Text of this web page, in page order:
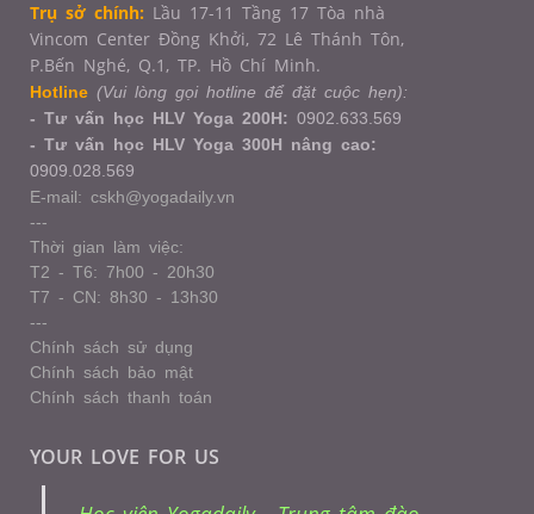
Trụ sở chính: Lầu 17-11 Tầng 17 Tòa nhà
Vincom Center Đồng Khởi, 72 Lê Thánh Tôn,
P.Bến Nghé, Q.1, TP. Hồ Chí Minh.
Hotline (Vui lòng gọi hotline để đặt cuộc hẹn):
- Tư vấn học HLV Yoga 200H: 0902.633.569
- Tư vấn học HLV Yoga 300H nâng cao:
0909.028.569
E-mail: cskh@yogadaily.vn
---
Thời gian làm việc:
T2 - T6: 7h00 - 20h30
T7 - CN: 8h30 - 13h30
---
Chính sách sử dụng
Chính sách bảo mật
Chính sách thanh toán
YOUR LOVE FOR US